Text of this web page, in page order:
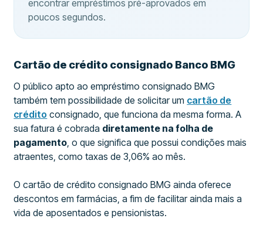
encontrar empréstimos pré-aprovados em
poucos segundos.
Cartão de crédito consignado Banco BMG
O público apto ao empréstimo consignado BMG
também tem possibilidade de solicitar um cartão de
crédito consignado, que funciona da mesma forma. A
sua fatura é cobrada diretamente na folha de
pagamento, o que significa que possui condições mais
atraentes, como taxas de 3,06% ao mês.
O cartão de crédito consignado BMG ainda oferece
descontos em farmácias, a fim de facilitar ainda mais a
vida de aposentados e pensionistas.